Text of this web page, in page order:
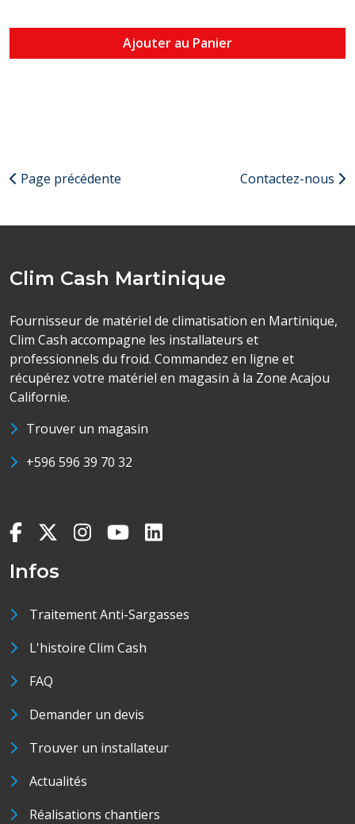
Ajouter au Panier
Page précédente Contactez-nous
Clim Cash Martinique
Fournisseur de matériel de climatisation en Martinique,
Clim Cash accompagne les installateurs et
professionnels du froid. Commandez en ligne et
récupérez votre matériel en magasin à la Zone Acajou
Californie.
Trouver un magasin
+596 596 39 70 32
Infos
Traitement Anti-Sargasses
L'histoire Clim Cash
FAQ
Demander un devis
Trouver un installateur
Actualités
Réalisations chantiers